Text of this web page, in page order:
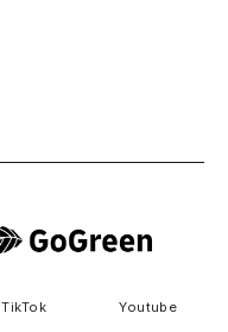
TikTok Youtube